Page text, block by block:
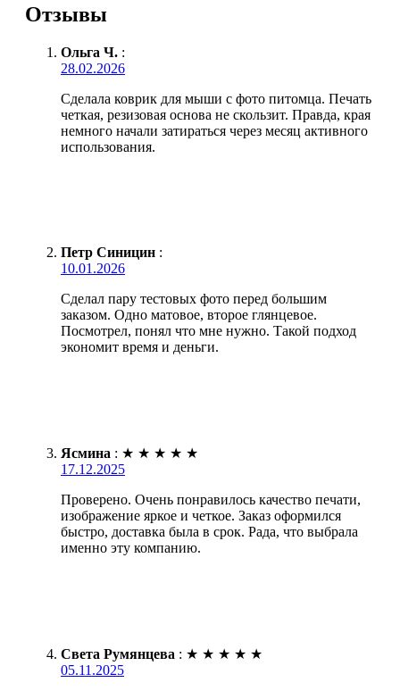
Отзывы
Ольга Ч. :
28.02.2026
Сделала коврик для мыши с фото питомца. Печать
четкая, резизовая основа не скользит. Правда, края
немного начали затираться через месяц активного
использования.
Петр Синицин :
10.01.2026
Сделал пару тестовых фото перед большим
заказом. Одно матовое, второе глянцевое.
Посмотрел, понял что мне нужно. Такой подход
экономит время и деньги.
Ясмина : ★ ★ ★ ★ ★
17.12.2025
Проверено. Очень понравилось качество печати,
изображение яркое и четкое. Заказ оформился
быстро, доставка была в срок. Рада, что выбрала
именно эту компанию.
Света Румянцева : ★ ★ ★ ★ ★
05.11.2025